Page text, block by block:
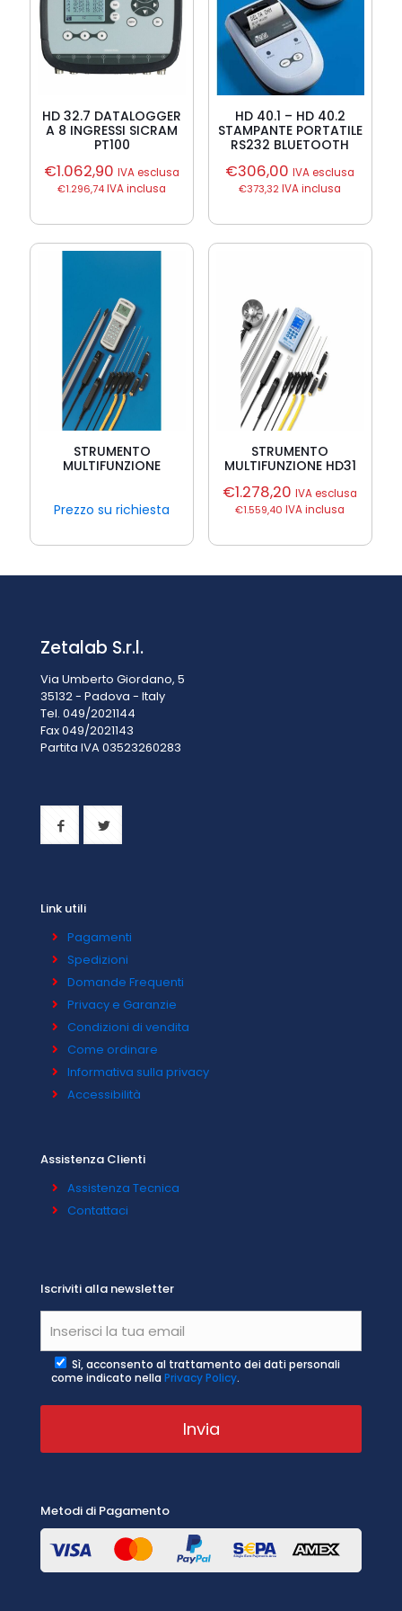
HD 32.7 DATALOGGER
A 8 INGRESSI SICRAM
PT100
€1.062,90 IVA esclusa
€1.296,74IVA inclusa
HD 40.1 – HD 40.2
STAMPANTE PORTATILE
RS232 BLUETOOTH
€306,00 IVA esclusa
€373,32IVA inclusa
STRUMENTO
MULTIFUNZIONE
Prezzo su richiesta
STRUMENTO
MULTIFUNZIONE HD31
€1.278,20 IVA esclusa
€1.559,40 IVA inclusa
Zetalab S.r.l.
Via Umberto Giordano, 5
35132 - Padova - Italy
Tel. 049/2021144
Fax 049/2021143
Partita IVA 03523260283
Link utili
Pagamenti
Spedizioni
Domande Frequenti
Privacy e Garanzie
Condizioni di vendita
Come ordinare
Informativa sulla privacy
Accessibilità
Assistenza Clienti
Assistenza Tecnica
Contattaci
Iscriviti alla newsletter
Sì, acconsento al trattamento dei dati personali
come indicato nella Privacy Policy.
Metodi di Pagamento